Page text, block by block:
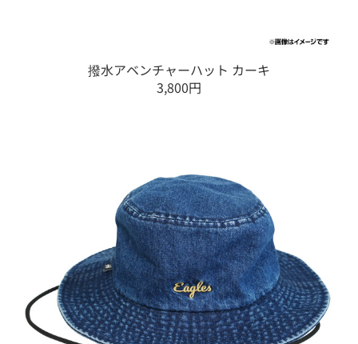
撥水アベンチャーハット カーキ
3,800円